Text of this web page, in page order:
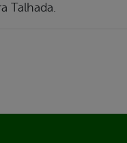
Talhada.